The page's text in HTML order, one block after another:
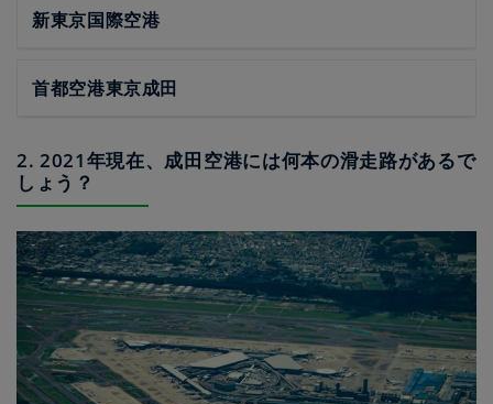
新東京国際空港
首都空港東京成田
2. 2021年現在、成田空港には何本の滑走路があるで
しょう？